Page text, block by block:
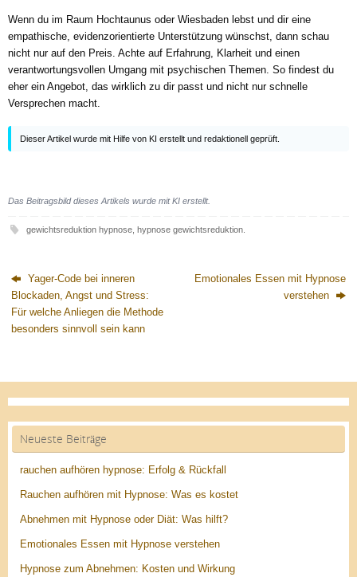
Wenn du im Raum Hochtaunus oder Wiesbaden lebst und dir eine
empathische, evidenzorientierte Unterstützung wünschst, dann schau
nicht nur auf den Preis. Achte auf Erfahrung, Klarheit und einen
verantwortungsvollen Umgang mit psychischen Themen. So findest du
eher ein Angebot, das wirklich zu dir passt und nicht nur schnelle
Versprechen macht.
Dieser Artikel wurde mit Hilfe von KI erstellt und redaktionell geprüft.
Das Beitragsbild dieses Artikels wurde mit KI erstellt.
gewichtsreduktion hypnose, hypnose gewichtsreduktion.
Yager-Code bei inneren
Blockaden, Angst und Stress:
Für welche Anliegen die Methode
besonders sinnvoll sein kann
Emotionales Essen mit Hypnose
verstehen
Neueste Beiträge
rauchen aufhören hypnose: Erfolg & Rückfall
Rauchen aufhören mit Hypnose: Was es kostet
Abnehmen mit Hypnose oder Diät: Was hilft?
Emotionales Essen mit Hypnose verstehen
Hypnose zum Abnehmen: Kosten und Wirkung